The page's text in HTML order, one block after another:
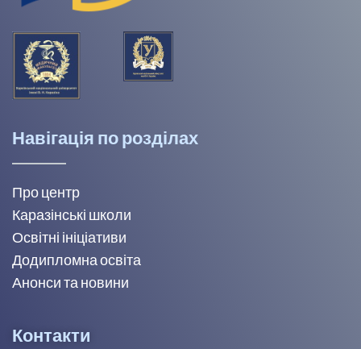
Навігація по розділах
Про центр
Каразінські школи
Освітні ініціативи
Додипломна освіта
Анонси та новини
Контакти